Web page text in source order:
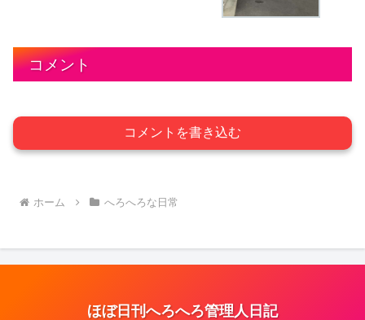
コメント
コメントを書き込む
ホーム へろへろな日常
ほぼ日刊へろへろ管理人日記